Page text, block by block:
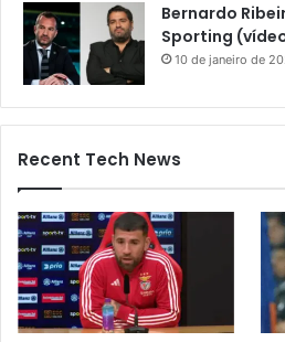
Bernardo
Sporting
10 de janeiro de
Recent Tech News